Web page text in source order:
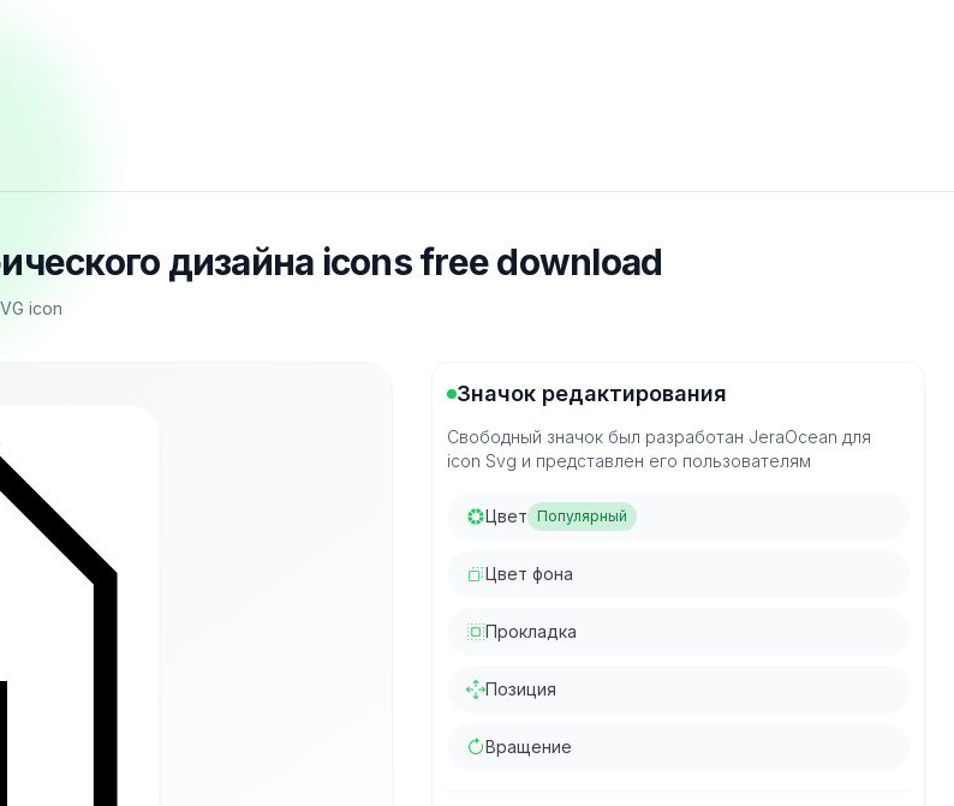
дизайна icons free download
icon
Значок редактирования
Свободный значок был разработан JeraOcean для
icon Svg и представлен его пользователям
Цвет Популярный
Цвет фона
Прокладка
Позиция
Вращение